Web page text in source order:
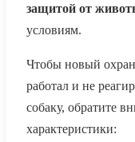
защитой от
условиям.
Чтобы новый
работал и не
собаку, обратите
характеристики: